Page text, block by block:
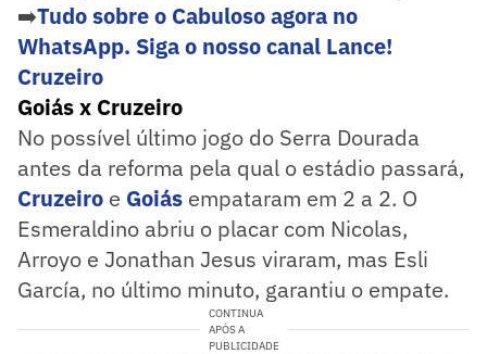
➡️Tudo sobre o Cabuloso agora no
WhatsApp. Siga o nosso canal Lance!
Cruzeiro
Goiás x Cruzeiro
No possível último jogo do Serra Dourada
antes da reforma pela qual o estádio passará,
Cruzeiro e Goiás empataram em 2 a 2. O
Esmeraldino abriu o placar com Nicolas,
Arroyo e Jonathan Jesus viraram, mas Esli
García, no último minuto, garantiu o empate.
CONTINUA
APÓS A
PUBLICIDADE